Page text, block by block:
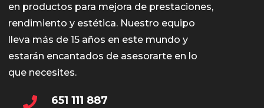
en productos para mejora de prestaciones,
rendimiento y estética. Nuestro equipo
lleva más de 15 años en este mundo y
estarán encantados de asesorarte en lo
que necesites.
651 111 887